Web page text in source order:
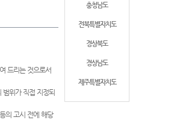
충청남도
전북특별자치도
경상북도
경상남도
제주특별자치도
드리는 것으로서
범위가 직접 지정되
의 고시 전에 해당